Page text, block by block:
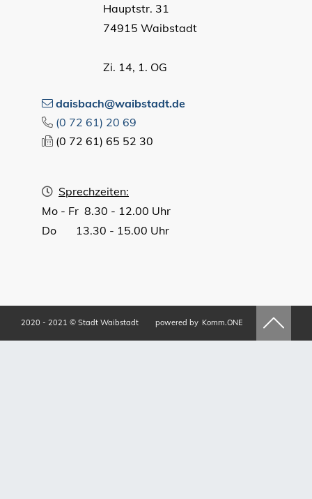
Hauptstr. 31
74915 Waibstadt
Zi. 14, 1. OG
daisbach@waibstadt.de
(0 72 61) 20 69
(0 72 61) 65 52 30
Sprechzeiten:
Mo - Fr 8.30 - 12.00 Uhr
Do 13.30 - 15.00 Uhr
2020 - 2021 © Stadt Waibstadt powered by Komm.ONE